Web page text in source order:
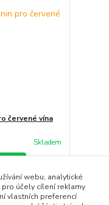
červené vína
Skladem
webu, analytické
účely cílení reklamy
vlastních preferencí